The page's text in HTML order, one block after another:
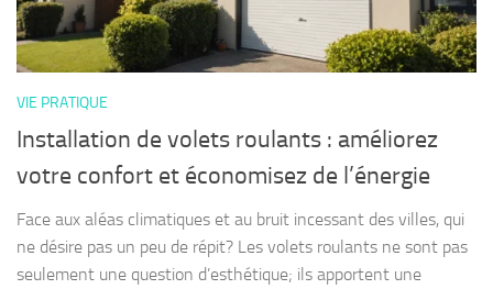
VIE PRATIQUE
Installation de volets roulants : améliorez
votre confort et économisez de l’énergie
Face aux aléas climatiques et au bruit incessant des villes, qui
ne désire pas un peu de répit? Les volets roulants ne sont pas
seulement une question d’esthétique; ils apportent une